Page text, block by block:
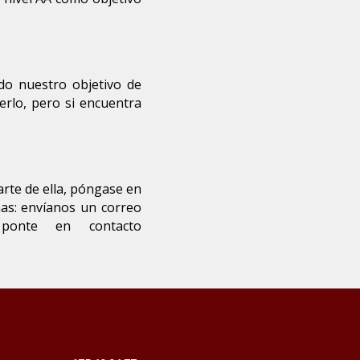
nuestro objetivo de
pero si encuentra
de ella, póngase en
envíanos un correo
en contacto